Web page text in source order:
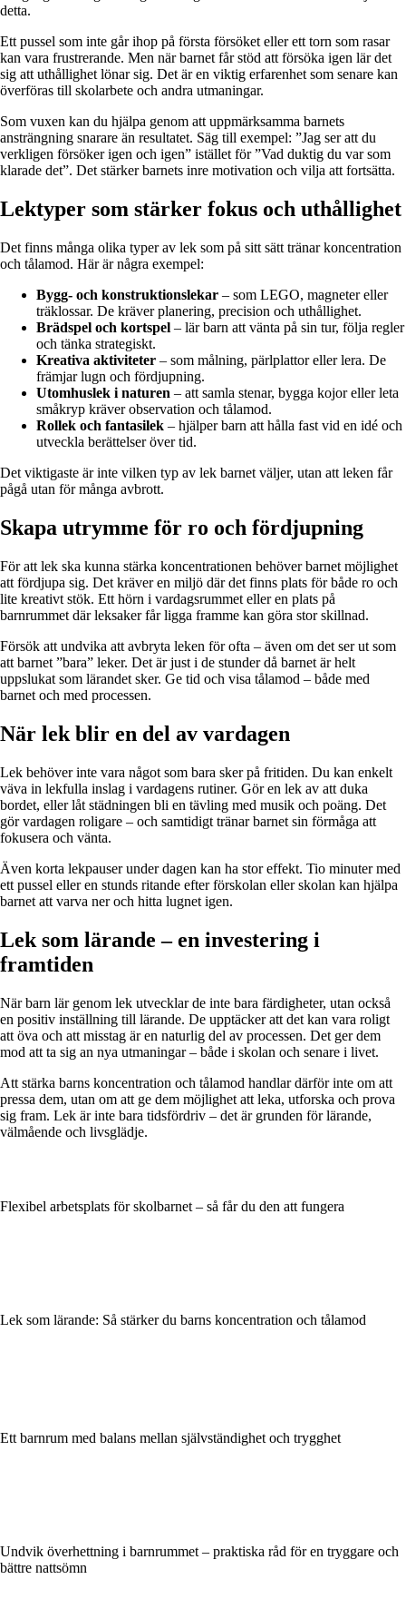
detta.
Ett pussel som inte går ihop på första försöket eller ett torn som rasar
kan vara frustrerande. Men när barnet får stöd att försöka igen lär det
sig att uthållighet lönar sig. Det är en viktig erfarenhet som senare kan
överföras till skolarbete och andra utmaningar.
Som vuxen kan du hjälpa genom att uppmärksamma barnets
ansträngning snarare än resultatet. Säg till exempel: ”Jag ser att du
verkligen försöker igen och igen” istället för ”Vad duktig du var som
klarade det”. Det stärker barnets inre motivation och vilja att fortsätta.
Lektyper som stärker fokus och uthållighet
Det finns många olika typer av lek som på sitt sätt tränar koncentration
och tålamod. Här är några exempel:
Bygg- och konstruktionslekar – som LEGO, magneter eller
träklossar. De kräver planering, precision och uthållighet.
Brädspel och kortspel – lär barn att vänta på sin tur, följa regler
och tänka strategiskt.
Kreativa aktiviteter – som målning, pärlplattor eller lera. De
främjar lugn och fördjupning.
Utomhuslek i naturen – att samla stenar, bygga kojor eller leta
småkryp kräver observation och tålamod.
Rollek och fantasilek – hjälper barn att hålla fast vid en idé och
utveckla berättelser över tid.
Det viktigaste är inte vilken typ av lek barnet väljer, utan att leken får
pågå utan för många avbrott.
Skapa utrymme för ro och fördjupning
För att lek ska kunna stärka koncentrationen behöver barnet möjlighet
att fördjupa sig. Det kräver en miljö där det finns plats för både ro och
lite kreativt stök. Ett hörn i vardagsrummet eller en plats på
barnrummet där leksaker får ligga framme kan göra stor skillnad.
Försök att undvika att avbryta leken för ofta – även om det ser ut som
att barnet ”bara” leker. Det är just i de stunder då barnet är helt
uppslukat som lärandet sker. Ge tid och visa tålamod – både med
barnet och med processen.
När lek blir en del av vardagen
Lek behöver inte vara något som bara sker på fritiden. Du kan enkelt
väva in lekfulla inslag i vardagens rutiner. Gör en lek av att duka
bordet, eller låt städningen bli en tävling med musik och poäng. Det
gör vardagen roligare – och samtidigt tränar barnet sin förmåga att
fokusera och vänta.
Även korta lekpauser under dagen kan ha stor effekt. Tio minuter med
ett pussel eller en stunds ritande efter förskolan eller skolan kan hjälpa
barnet att varva ner och hitta lugnet igen.
Lek som lärande – en investering i
framtiden
När barn lär genom lek utvecklar de inte bara färdigheter, utan också
en positiv inställning till lärande. De upptäcker att det kan vara roligt
att öva och att misstag är en naturlig del av processen. Det ger dem
mod att ta sig an nya utmaningar – både i skolan och senare i livet.
Att stärka barns koncentration och tålamod handlar därför inte om att
pressa dem, utan om att ge dem möjlighet att leka, utforska och prova
sig fram. Lek är inte bara tidsfördriv – det är grunden för lärande,
välmående och livsglädje.
Flexibel arbetsplats för skolbarnet – så får du den att fungera
Lek som lärande: Så stärker du barns koncentration och tålamod
Ett barnrum med balans mellan självständighet och trygghet
Undvik överhettning i barnrummet – praktiska råd för en tryggare och
bättre nattsömn